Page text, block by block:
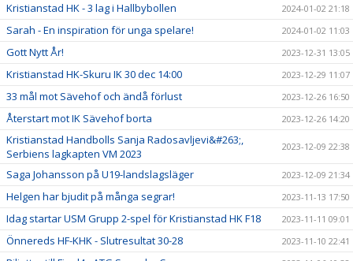
Kristianstad HK - 3 lag i Hallbybollen 2024-01-02 21:18
Sarah - En inspiration för unga spelare! 2024-01-02 11:03
Gott Nytt År! 2023-12-31 13:05
Kristianstad HK-Skuru IK 30 dec 14:00 2023-12-29 11:07
33 mål mot Sävehof och ändå förlust 2023-12-26 16:50
Återstart mot IK Sävehof borta 2023-12-26 14:20
Kristianstad Handbolls Sanja Radosavljevi&#263;,
Serbiens lagkapten VM 2023
2023-12-09 22:38
Saga Johansson på U19-landslagsläger 2023-12-09 21:34
Helgen har bjudit på många segrar! 2023-11-13 17:50
Idag startar USM Grupp 2-spel för Kristianstad HK F18 2023-11-11 09:01
Önnereds HF-KHK - Slutresultat 30-28 2023-11-10 22:41